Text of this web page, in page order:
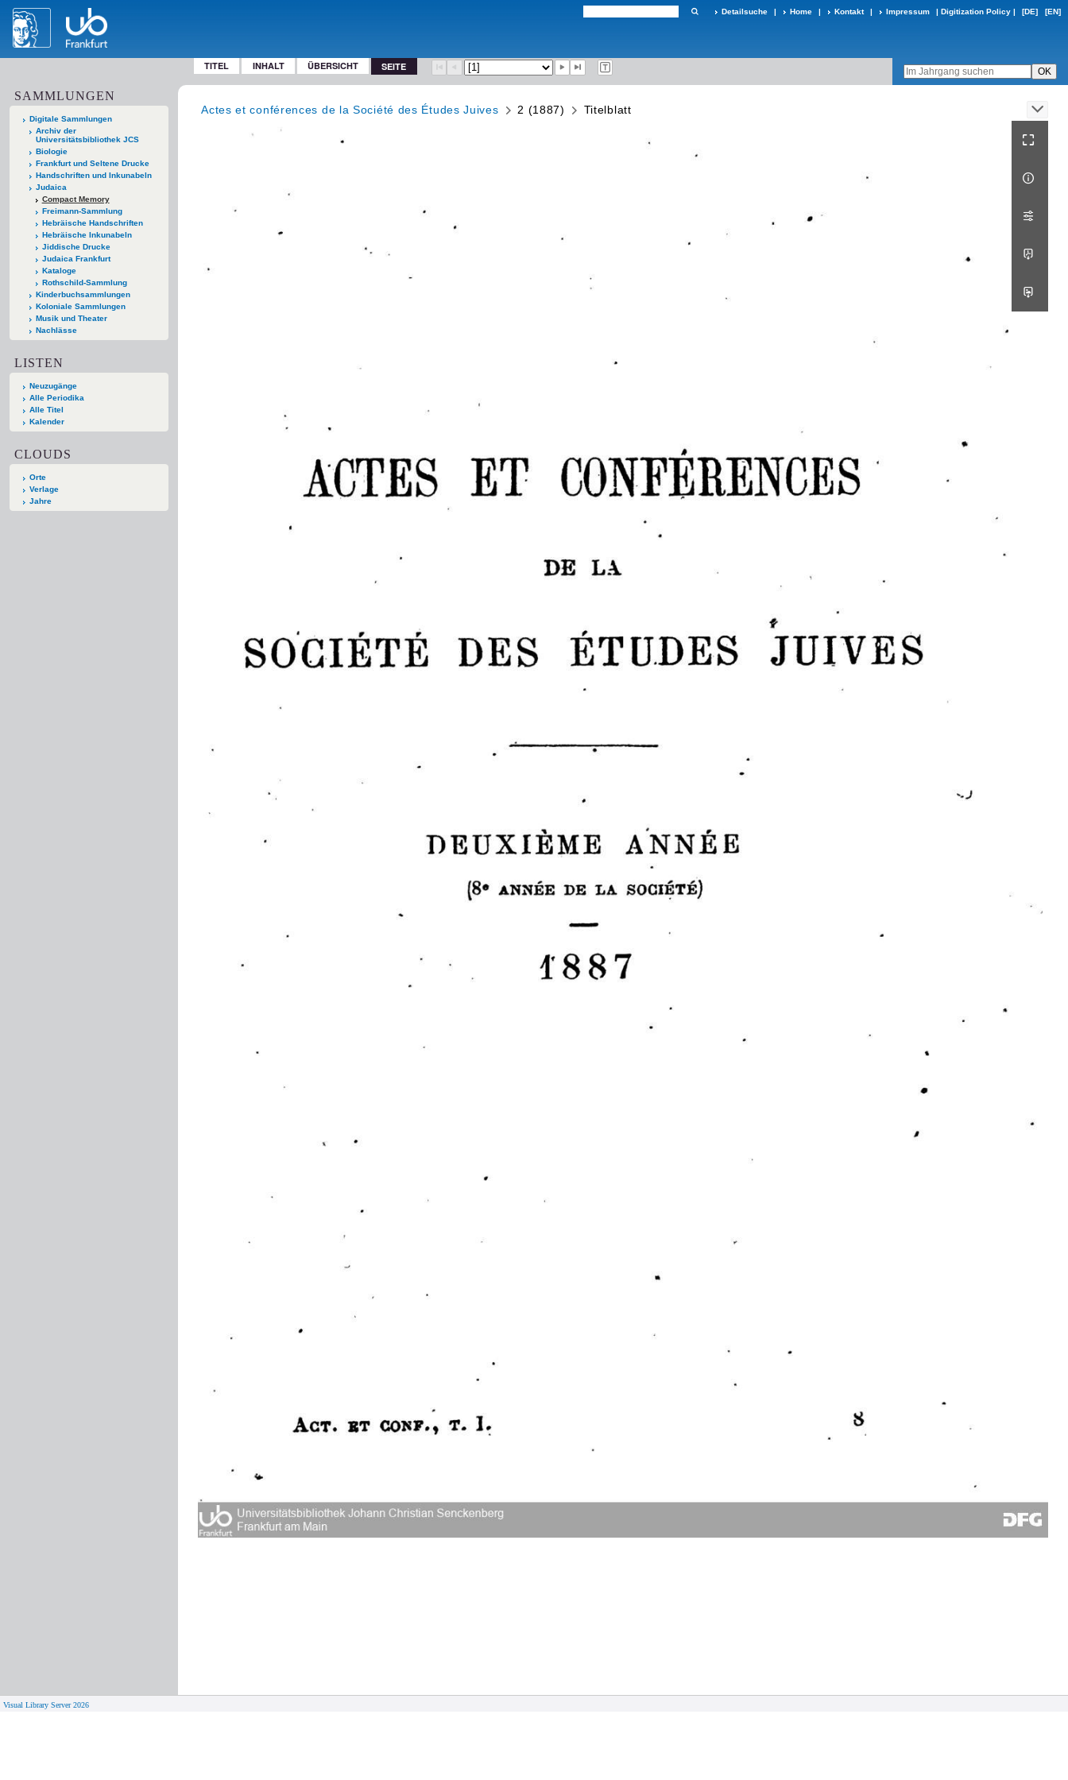
Detailsuche | Home | Kontakt | Impressum | Digitization Policy | [DE] [EN]
TITEL INHALT ÜBERSICHT SEITE
SAMMLUNGEN
Digitale Sammlungen
Archiv der
Universitätsbibliothek JCS
Biologie
Frankfurt und Seltene Drucke
Handschriften und Inkunabeln
Judaica
Compact Memory
Freimann-Sammlung
Hebräische Handschriften
Hebräische Inkunabeln
Jiddische Drucke
Judaica Frankfurt
Kataloge
Rothschild-Sammlung
Kinderbuchsammlungen
Koloniale Sammlungen
Musik und Theater
Nachlässe
LISTEN
Neuzugänge
Alle Periodika
Alle Titel
Kalender
CLOUDS
Orte
Verlage
Jahre
Actes et conférences de la Société des Études Juives 2 (1887) Titelblatt
Visual Library Server 2026